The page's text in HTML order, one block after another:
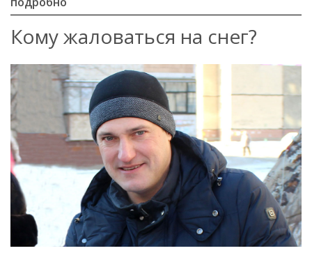
Кому жаловаться на снег?